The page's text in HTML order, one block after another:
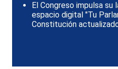
El Congreso impulsa
espacio digital "Tu
Constitución